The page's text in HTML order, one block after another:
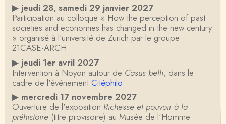
▶ jeudi 28, samedi 29 janvier 2027
Participation au colloque « How the perception of past
societies and economies has changed in the new century
» organisé à l'université de Zurich par le groupe
21CASE-ARCH
▶ jeudi 1er avril 2027
Intervention à Noyon autour de Casus belli, dans le
cadre de l'événementCitéphilo
▶ mercredi 17 novembre 2027
Ouverture de l'exposition Richesse et pouvoir à la
préhistoire(titre provisoire) au Musée de l'Homme